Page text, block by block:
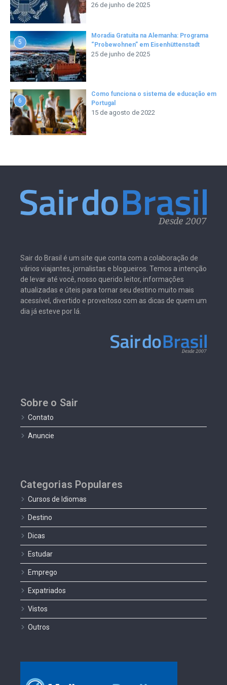
26 de junho de 2025
5
Moradia Gratuita na Alemanha: Programa
“Probewohnen” em Eisenhüttenstadt
25 de junho de 2025
6
Como funciona o sistema de educação em
Portugal
15 de agosto de 2022
Sair do Brasil é um site que conta com a colaboração de
vários viajantes, jornalistas e blogueiros. Temos a intenção
de levar até você, nosso querido leitor, informações
atualizadas e úteis para tornar seu destino muito mais
acessível, divertido e proveitoso com as dicas de quem um
dia já esteve por lá.
Sobre o Sair
Contato
Anuncie
Categorias Populares
Cursos de Idiomas
Destino
Dicas
Estudar
Emprego
Expatriados
Vistos
Outros